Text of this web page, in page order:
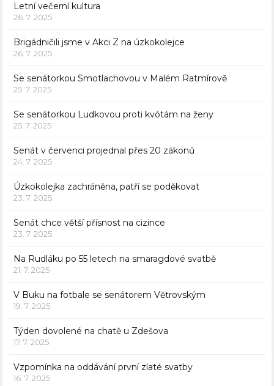
Letní večerní kultura
26. 7. 2025
Brigádničili jsme v Akci Z na úzkokolejce
26. 7. 2025
Se senátorkou Smotlachovou v Malém Ratmírově
25. 7. 2025
Se senátorkou Ludkovou proti kvótám na ženy
25. 7. 2025
Senát v červenci projednal přes 20 zákonů
24. 7. 2025
Úzkokolejka zachráněna, patří se poděkovat
23. 7. 2025
Senát chce větší přísnost na cizince
23. 7. 2025
Na Rudláku po 55 letech na smaragdové svatbě
21. 7. 2025
V Buku na fotbale se senátorem Větrovským
19. 7. 2025
Týden dovolené na chatě u Zdešova
17. 7. 2025
Vzpomínka na oddávání první zlaté svatby
16. 7. 2025